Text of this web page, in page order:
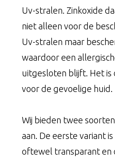
Uv-stralen. Zinkoxide
niet alleen voor de
Uv-stralen maar
waardoor een
uitgesloten blijft. Het is
voor de gevoelige huid.
Wij bieden twee
aan. De eerste variant
oftewel transparant en